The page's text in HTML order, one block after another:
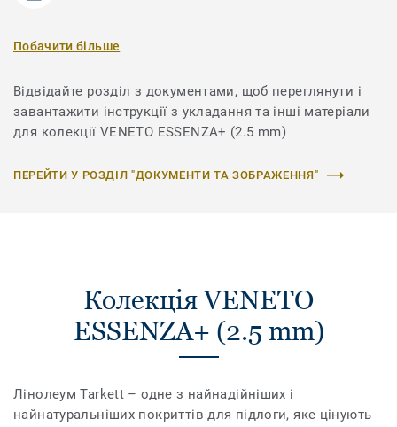
Побачити більше
Відвідайте розділ з документами, щоб переглянути і
завантажити інструкції з укладання та інші матеріали
для колекції VENETO ESSENZA+ (2.5 mm)
ПЕРЕЙТИ У РОЗДІЛ "ДОКУМЕНТИ ТА ЗОБРАЖЕННЯ"
Колекція VENETO
ESSENZA+ (2.5 mm)
Лінолеум Tarkett – одне з найнадійніших і
найнатуральніших покриттів для підлоги, яке цінують